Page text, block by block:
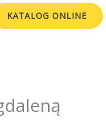
KATALOG ONLINE